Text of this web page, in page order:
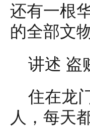
还有一根
的全部文
讲述 盗
住在龙
人，每天